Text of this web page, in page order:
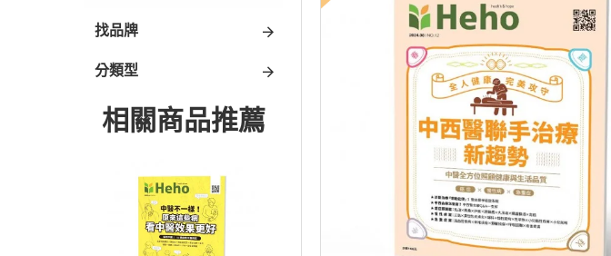
找品牌
分類型
相關商品推薦